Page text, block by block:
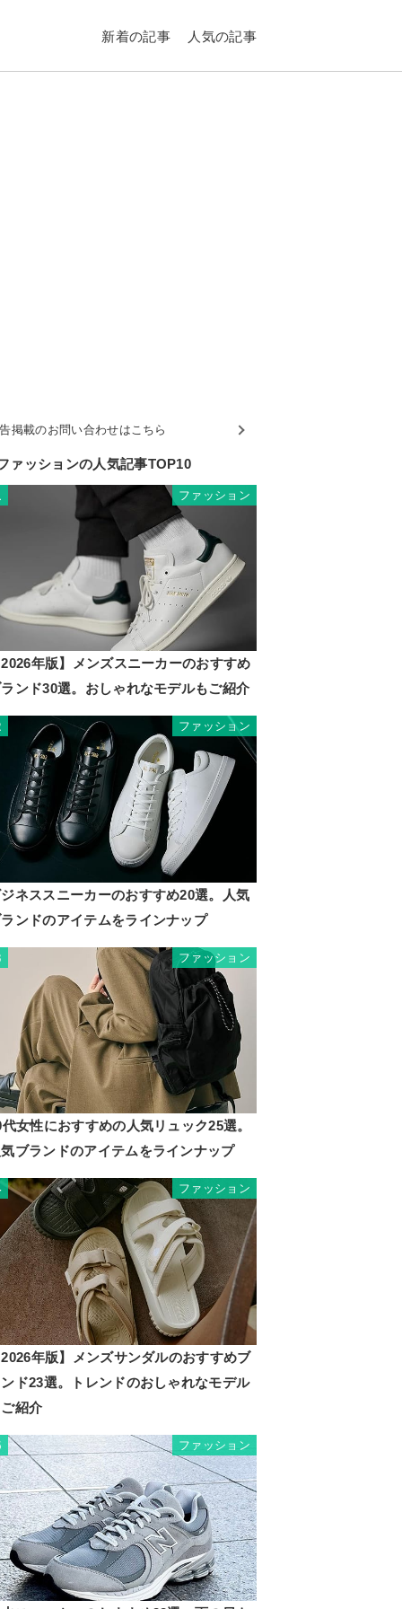
新着の記事 人気の記事
掲載のお問い合わせはこちら
ァッションの人気記事TOP10
ファッション
年版】メンズスニーカーのおすすめ
ンド30選。おしゃれなモデルもご紹介
ファッション
ネススニーカーのおすすめ20選。人気
ンドのアイテムをラインナップ
ファッション
女性におすすめの人気リュック25選。
ブランドのアイテムをラインナップ
ファッション
年版】メンズサンダルのおすすめブ
ド23選。トレンドのおしゃれなモデル
紹介
ファッション